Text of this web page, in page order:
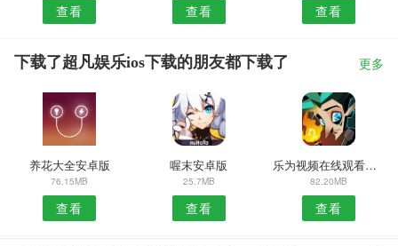
查看 查看 查看
下载了超凡娱乐ios下载的朋友都下载了 更多
养花大全安卓版
76.15MB
查看
喔末安卓版
25.7MB
查看
乐为视频在线观看安卓版
82.20MB
查看